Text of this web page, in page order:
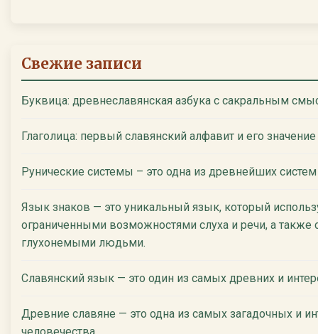
Свежие записи
Буквица: древнеславянская азбука с сакральным
Глаголица: первый славянский алфавит и его
Рунические системы – это одна из древнейших
Язык знаков — это уникальный язык, который
ограниченными возможностями слуха и речи, а также
глухонемыми людьми.
Славянский язык — это один из самых древних и
Древние славяне — это одна из самых загадочных и